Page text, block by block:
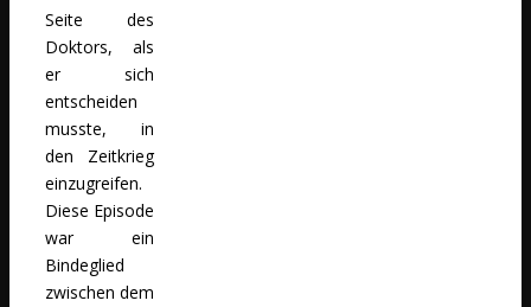
Seite des
Doktors, als
er sich
entscheiden
musste, in
den Zeitkrieg
einzugreifen.
Diese Episode
war ein
Bindeglied
zwischen dem